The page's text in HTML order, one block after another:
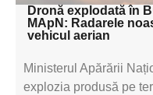
Dronă explodată în
MApN: Radarele
vehicul aerian
Ministerul Apărării
explozia produsă pe